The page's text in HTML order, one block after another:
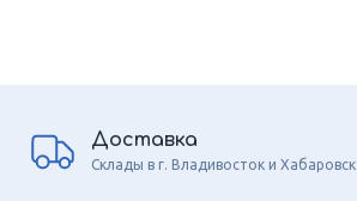
Доставка
Склады в г. Владивосток и Хабаровск